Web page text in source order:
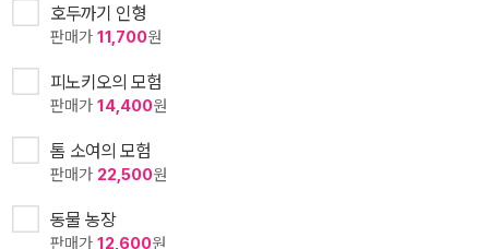
호두까기 인형
판매가 11,700원
피노키오의 모험
판매가 14,400원
톰 소여의 모험
판매가 22,500원
동물 농장
판매가 12,600원